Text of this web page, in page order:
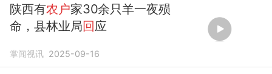
陕西有农户家30余只羊一夜殒
命，县林业局回应
掌闻视讯 2025-09-16